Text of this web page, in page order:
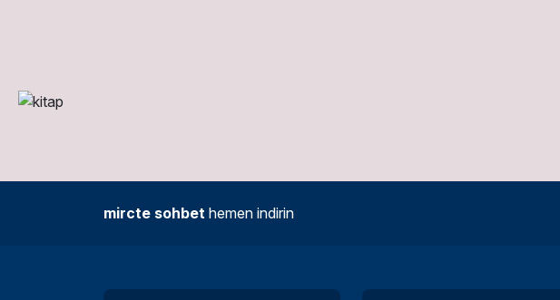
mircte sohbet hemen indirin